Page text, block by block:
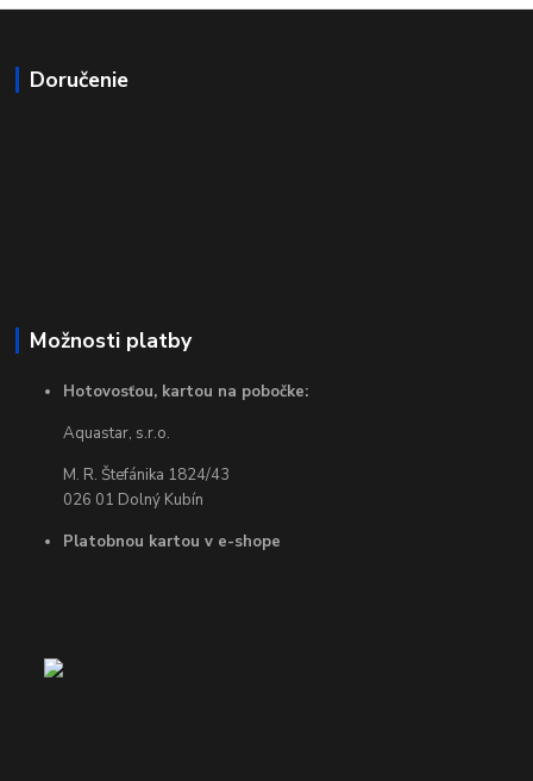
Doručenie
Možnosti platby
Hotovosťou, kartou na pobočke:
Aquastar, s.r.o.
M. R. Štefánika 1824/43
026 01 Dolný Kubín
Platobnou kartou v e-shope